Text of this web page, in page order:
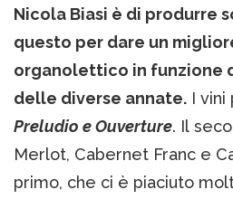
Nicola Biasi è di produrre
questo per dare un
organolettico in funzione
delle diverse annate. I vini
Preludio e Ouverture. Il
Merlot, Cabernet Franc e
primo, che ci è piaciuto